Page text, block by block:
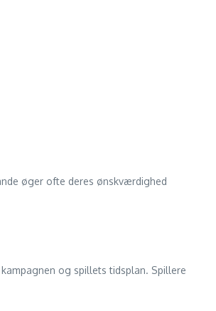
øger ofte deres ønskværdighed
og spillets tidsplan. Spillere